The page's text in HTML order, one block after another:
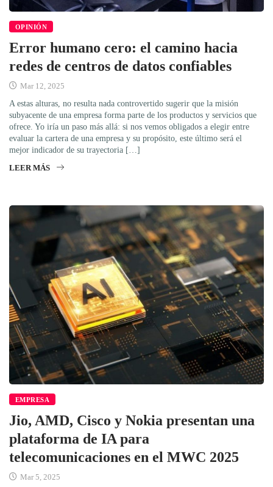
OPINIÓN
Error humano cero: el camino hacia
redes de centros de datos confiables
Mar 12, 2025
A estas alturas, no resulta nada controvertido sugerir que la misión
subyacente de una empresa forma parte de los productos y servicios que
ofrece. Yo iría un paso más allá: si nos vemos obligados a elegir entre
evaluar la cartera de una empresa y su propósito, este último será el
mejor indicador de su trayectoria […]
LEER MÁS
EMPRESA
Jio, AMD, Cisco y Nokia presentan una
plataforma de IA para
telecomunicaciones en el MWC 2025
Mar 5, 2025